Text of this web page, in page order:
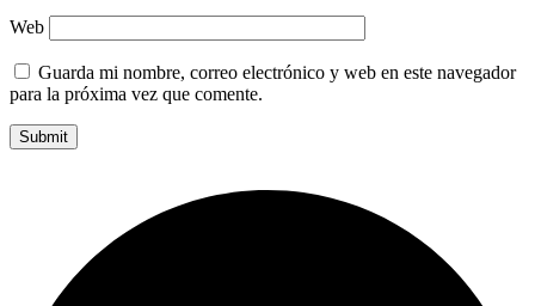
Web
Guarda mi nombre, correo electrónico y web en este navegador
para la próxima vez que comente.